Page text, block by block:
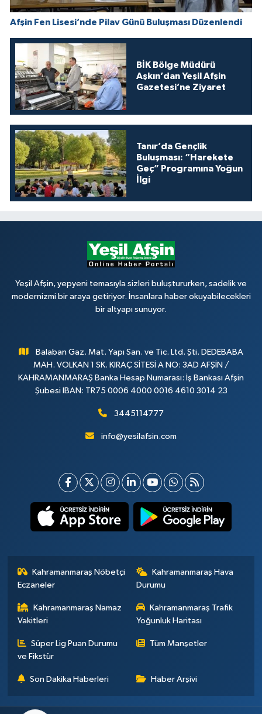
Afşin Fen Lisesi’nde Pilav Günü Buluşması Düzenlendi
BİK Bölge Müdürü
Aşkın’dan Yeşil Afşin
Gazetesi’ne Ziyaret
Tanır’da Gençlik
Buluşması: “Harekete
Geç” Programına Yoğun
İlgi
Yeşil Afşin, yepyeni temasıyla sizleri buluştururken, sadelik ve
modernizmi bir araya getiriyor. İnsanlara haber okuyabilecekleri
bir altyapı sunuyor.
Balaban Gaz. Mat. Yapı San. ve Tic. Ltd. Şti. DEDEBABA
MAH. VOLKAN 1 SK. KIRAÇ SİTESİ A NO: 3AD AFŞİN /
KAHRAMANMARAŞ Banka Hesap Numarası: İş Bankası Afşin
Şubesi IBAN: TR75 0006 4000 0016 4610 3014 23
3445114777
info@yesilafsin.com
Kahramanmaraş Nöbetçi
Eczaneler
Kahramanmaraş Hava
Durumu
Kahramanmaraş Namaz
Vakitleri
Kahramanmaraş Trafik
Yoğunluk Haritası
Süper Lig Puan Durumu
ve Fikstür
Tüm Manşetler
Son Dakika Haberleri Haber Arşivi